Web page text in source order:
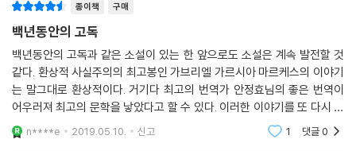
이 작품에서 서구 자본주의는 제1차 세계대전이 일언던 시기에 시작하여
전쟁이 끝날 때까지 콜롬비아에 진출한 미국의 바나나 회사의 형태로 그
모습을 드러낸다. 마콘도에 바나나 농장을 건설한 미국 회사들은 원주민
노동자를 고용하여 막대한 돈을 벌어들였다. 그러나 낮은 임금과 열악한
작업 환경 등으로 착취당하던 노동자들은 마침내 극한적인 파업을 단행하
였고, 미국 회사 편을 드는 정부는 파업에 맞서 노동자들을 대량으로 학살
하기에 이르렀다.
종이책 구매
백년동안의 고독
백년동안의 고독과 같은 소설이 있는 한 앞으로도 소설은 계속 발전할 것
같다. 환상적 사실주의의 최고봉인 가브리엘 가르시아 마르케스의 이야기
는 말그대로 환상적이다. 거기다 최고의 번역가 안정효님의 좋은 번역이
어우러져 최고의 문학을 낳았다고 할 수 있다. 이러한 이야기를 또 다시 들
을 수 있을까 해서 결국 민음사와 문학사상의 두종류 백년 시리즈를 살 수
밖에 없었다. 인
n****e 2019.05.10. 신고 1 댓글0